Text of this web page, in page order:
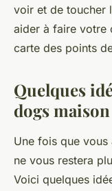
voir et de toucher
aider à faire votre
carte des points
Quelques
dogs maison
Une fois que
ne vous restera
Voici quelques